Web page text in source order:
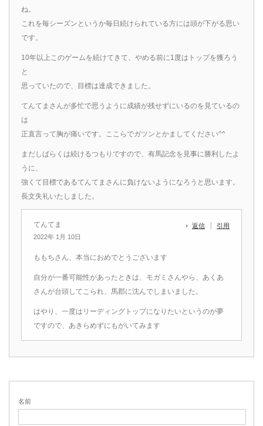
ね。
これを毎シーズンというか毎日続けられている方には頭が下がる思い
です。
10年以上このゲームを続けてきて、やめる前に1度はトップを獲ろう
と
思っていたので、目標は達成できました。
てんてまさんが多忙で思うように成績が残せずにいるのを見ているの
は
正直言って胸が痛いです。ここらでガツンとかましてください^^
まだしばらくは続けるつもりですので、有馬記念を見事に勝利したよ
うに、
強くて目標であるてんてまさんに負けないようになろうと思います。
長文失礼いたしました。
てんてま
2022年 1月 10日
返信 引用
ももちさん、本当におめでとうございます
自分が一番可能性があったときは、モガミさんやら、あくあ
さんが台頭してこられ、馬郡に沈んでしまいました。
はやり、一度はリーディングトップになりたいというのが夢
ですので、あきらめずにもがいてみます
名前